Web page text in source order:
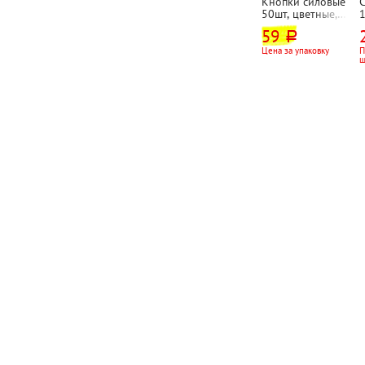
50шт, цветные,
Workmate, "Ю-
Сэйв (U-Save)",
картон. уп.
59 руб.
Цена за упаковку